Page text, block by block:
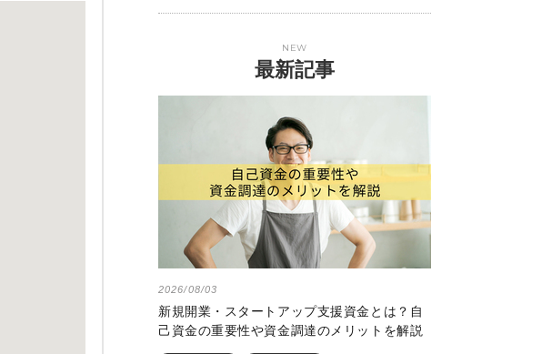
NEW
最新記事
2026/08/03
新規開業・スタートアップ支援資金とは？自
己資金の重要性や資金調達のメリットを解説